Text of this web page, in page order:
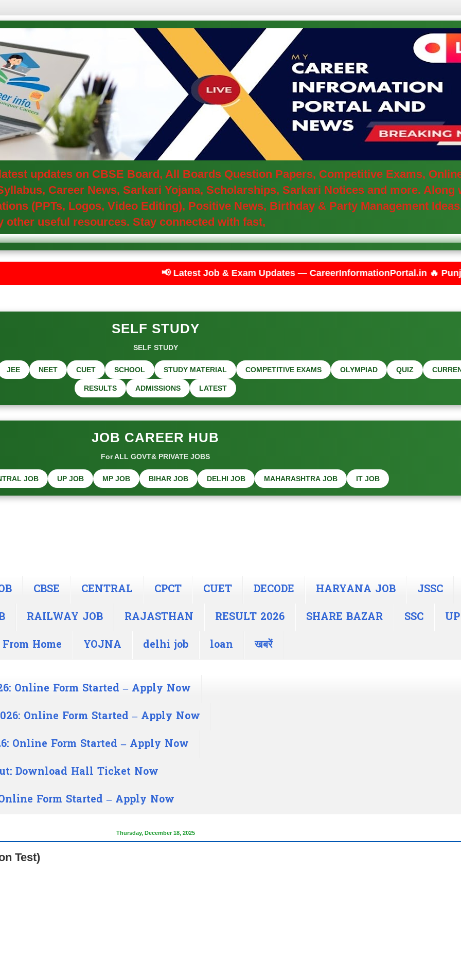
updates on CBSE Board, All Boards Question Papers, Competitive Exams,
Career News, Sarkari Yojana, Scholarships, Sarkari Notices and more. Along
(PPTs, Logos, Video Editing), Positive News, Birthday & Party Management
useful resources. Stay connected with fast,
📢 Latest Job & Exam Updates — CareerInformationPortal.in 🔥 Punjab PSPCL JE
SELF STUDY
SELF STUDY
JEE NEET CUET SCHOOL STUDY MATERIAL COMPETITIVE EXAMS OLYMPIAD QUIZ
RESULTS ADMISSIONS LATEST
JOB CAREER HUB
For ALL GOVT& PRIVATE JOBS
JOB UP JOB MP JOB BIHAR JOB DELHI JOB MAHARASHTRA JOB IT JOB
CBSE CENTRAL CPCT CUET DECODE HARYANA JOB
JSSC
RAILWAY JOB RAJASTHAN RESULT 2026 SHARE BAZAR SSC
Home
YOJNA delhi job loan खबरें
Online Form Started – Apply Now
Online Form Started – Apply Now
Online Form Started – Apply Now
Download Hall Ticket Now
Form Started – Apply Now
Thursday, December 18, 2025
Test)